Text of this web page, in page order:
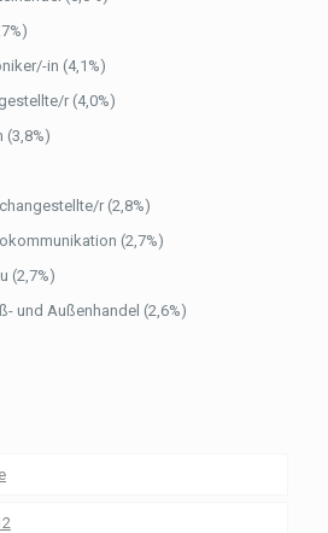
in (4,1%)
r (4,0%)
(3,8%)
r (2,8%)
(2,7%)
(2,7%)
und Außenhandel (2,6%)